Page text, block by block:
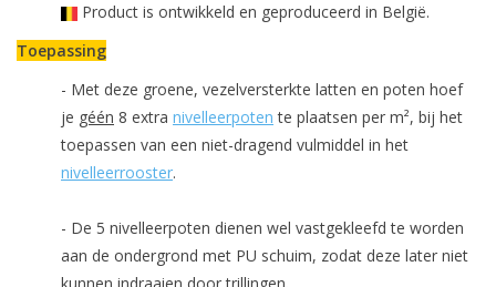
Product is ontwikkeld en geproduceerd in België.
Toepassing
- Met deze groene, vezelversterkte latten en poten hoef
je géén 8 extra nivelleerpoten te plaatsen per m², bij het
toepassen van een niet-dragend vulmiddel in het
nivelleerrooster.
- De 5 nivelleerpoten dienen wel vastgekleefd te worden
aan de ondergrond met PU schuim, zodat deze later niet